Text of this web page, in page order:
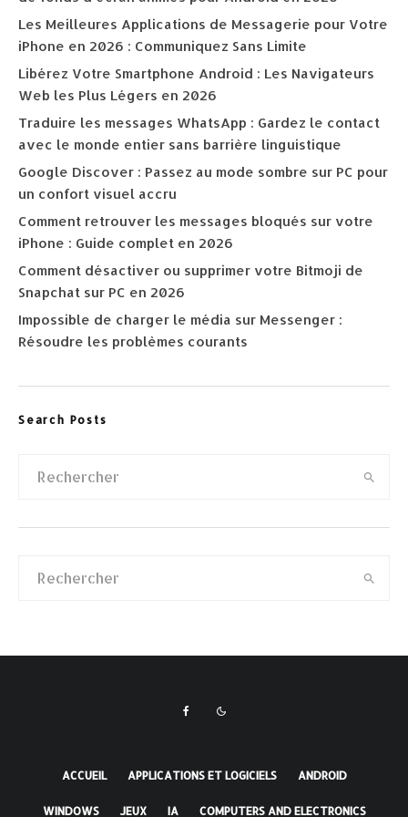
Les Meilleures Applications de Messagerie pour Votre
iPhone en 2026 : Communiquez Sans Limite
Libérez Votre Smartphone Android : Les Navigateurs
Web les Plus Légers en 2026
Traduire les messages WhatsApp : Gardez le contact
avec le monde entier sans barrière linguistique
Google Discover : Passez au mode sombre sur PC pour
un confort visuel accru
Comment retrouver les messages bloqués sur votre
iPhone : Guide complet en 2026
Comment désactiver ou supprimer votre Bitmoji de
Snapchat sur PC en 2026
Impossible de charger le média sur Messenger :
Résoudre les problèmes courants
Search Posts
ACCUEIL APPLICATIONS ET LOGICIELS ANDROID
WINDOWS JEUX IA COMPUTERS AND ELECTRONICS